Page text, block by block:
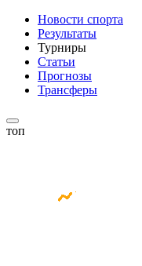
Новости спорта
Результаты
Турниры
Статьи
Прогнозы
Трансферы
топ